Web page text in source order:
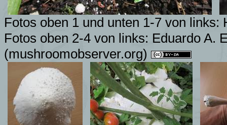
Fotos oben 1 und unten 1-7 von links:
Fotos oben 2-4 von links: Eduardo A.
(mushroomobserver.org)